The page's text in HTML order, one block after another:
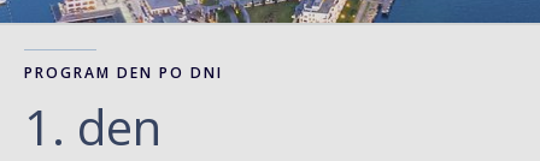
PROGRAM DEN PO DNI
1. den